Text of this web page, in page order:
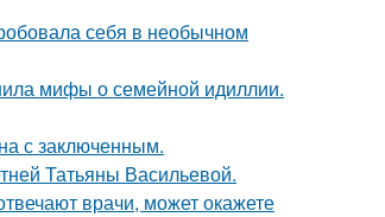
себя в необычном
мифы о семейной идиллии.
с заключенным.
Татьяны Васильевой.
врачи, может окажете